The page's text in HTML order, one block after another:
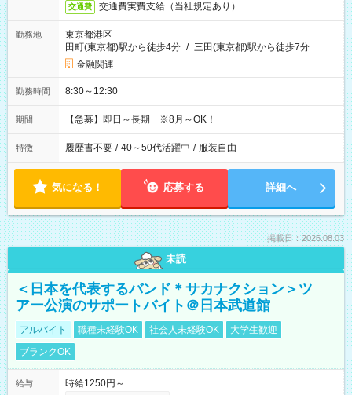
交通費 交通費実費支給（当社規定あり）
勤務地
東京都港区
田町(東京都)駅から徒歩4分 / 三田(東京都)駅から徒歩7分
金融関連
勤務時間 8:30～12:30
期間 【急募】即日～長期 ※8月～OK！
特徴 履歴書不要 / 40～50代活躍中 / 服装自由
気になる！ 応募する 詳細へ
掲載日：2026.08.03
未読
＜日本を代表するバンド＊サカナクション＞ツ
アー公演のサポートバイト＠日本武道館
アルバイト 職種未経験OK 社会人未経験OK
大学生歓迎
ブランクOK
給与 時給1250円～